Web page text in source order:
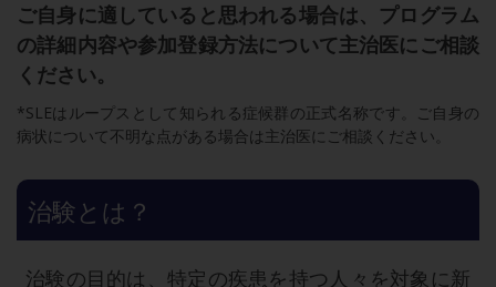
ご自身に適していると思われる場合は、プログラム
の詳細内容や参加登録方法について主治医にご相談
ください。
*SLEはループスとして知られる症候群の正式名称です。ご自身の
病状について不明な点がある場合は主治医にご相談ください。
治験とは？
治験の目的は、特定の疾患を持つ人々を対象に新